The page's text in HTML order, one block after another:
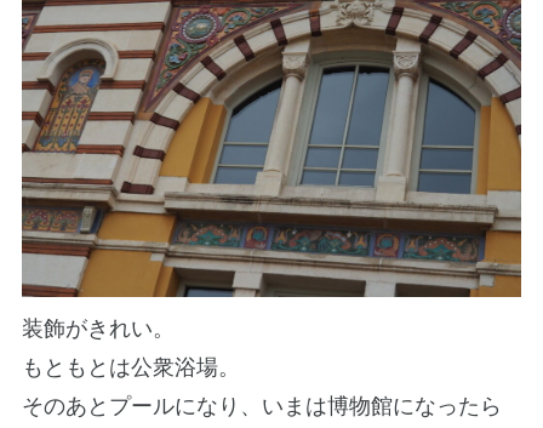
装飾がきれい。
もともとは公衆浴場。
そのあとプールになり、いまは博物館になったら